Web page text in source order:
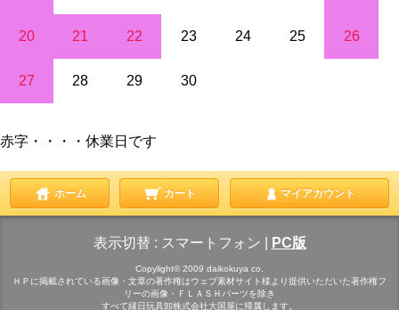
20 21 22 23 24 25 26
27 28 29 30
赤字・・・・休業日です
ホーム カート マイアカウント
表示切替 : スマートフォン PC版
Copylight© 2009 daikokuya co.
ＨＰに掲載されている画像・文章の著作権はウェブ素材サイト様より提供いただいた著作権フ
リーの画像・ＦＬＡＳＨパーツを除き
すべて縁日玩具卸株式会社大国屋に帰属します。